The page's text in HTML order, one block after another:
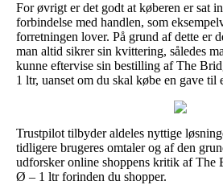
For øvrigt er det godt at køberen er sat
forbindelse med handlen, som
forretningen lover. På grund af dette er
man altid sikrer sin kvittering, således
kunne eftervise sin bestilling af The
1 ltr, uanset om du skal købe en gave til
Trustpilot tilbyder aldeles nyttige
tidligere brugeres omtaler og af den
udforsker online shoppens kritik af The
Ø – 1 ltr forinden du shopper.